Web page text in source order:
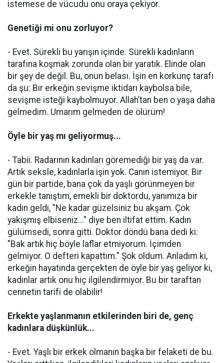
istemese de vücudu onu oraya çekiyor.
Genetiği mi onu zorluyor?
- Evet. Sürekli bu yarışın içinde. Sürekli kadınların
tarafına koşmak zorunda olan bir yaratık. Elinde olan
bir şey de değil. Bu, onun belası. İşin en korkunç tarafı
da şu: Bir erkeğin sevişme iktidarı kaybolsa bile,
sevişme isteği kaybolmuyor. Allah’tan ben o yaşa daha
gelmedim. Umarım gelmeden de ölürüm!
Öyle bir yaş mı geliyormuş...
- Tabii. Radarının kadınları göremediği bir yaş da var.
Artık seksle, kadınlarla işin yok. Canın istemiyor. Bir
gün bir partide, bana çok da yaşlı görünmeyen bir
erkekle tanıştım, emekli bir doktordu, yanımıza bir
kadın geldi, "Ne kadar güzelsiniz bu akşam. Çok
yakışmış elbiseniz..." diye ben iltifat ettim. Kadın
gülümsedi, sonra gitti. Doktor döndü bana dedi ki:
"Bak artık hiç böyle laflar etmiyorum. İçimden
gelmiyor. O defteri kapattım." Şok oldum. Anladım ki,
erkeğin hayatında gerçekten de öyle bir yaş geliyor ki,
kadınlar artık onu hiç ilgilendirmiyor. Bu bir taraftan
cennetin tarifi de olabilir!
Erkekte yaşlanmanın etkilerinden biri de, genç
kadınlara düşkünlük...
- Evet. Yaşlı bir erkek olmanın başka bir felaketi de bu.